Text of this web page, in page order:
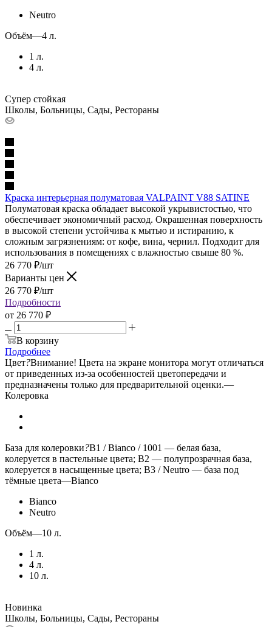
Neutro
Объём—4 л.
1 л.
4 л.
Супер стойкая
Школы, Больницы, Сады, Рестораны
Краска интерьерная полуматовая VALPAINT V88 SATINE
Полуматовая краска обладает высокой укрывистостью, что
обеспечивает экономичный расход. Окрашенная поверхность
в высокой степени устойчива к мытью и истиранию, к
сложным загрязнениям: от кофе, вина, чернил. Подходит для
использования в помещениях с влажностью свыше 80 %.
26 770 ₽/шт
Варианты цен
26 770 ₽/шт
Подробности
от 26 770 ₽
В корзину
Подробнее
Цвет?Внимание! Цвета на экране монитора могут отличаться
от приведенных из-за особенностей цветопередачи и
предназначены только для предварительной оценки.—
Колеровка
База для колеровки?B1 / Bianco / 1001 — белая база,
колеруется в пастельные цвета; B2 — полупрозрачная база,
колеруется в насыщенные цвета; B3 / Neutro — база под
тёмные цвета—Bianco
Bianco
Neutro
Объём—10 л.
1 л.
4 л.
10 л.
Новинка
Школы, Больницы, Сады, Рестораны